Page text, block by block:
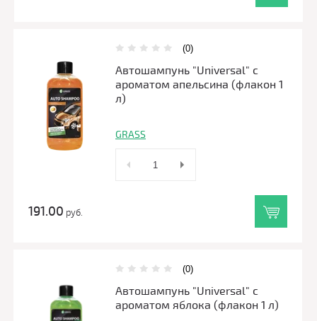
(0)
Автошампунь "Universal" с
ароматом апельсина (флакон 1
л)
GRASS
191.00 руб.
(0)
Автошампунь "Universal" с
ароматом яблока (флакон 1 л)